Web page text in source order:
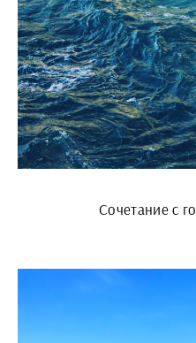
Сочетание с